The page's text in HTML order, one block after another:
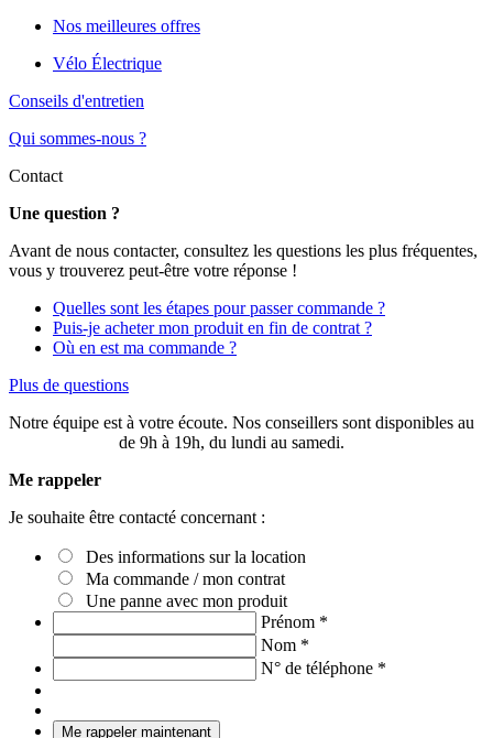
Nos meilleures offres
Vélo Électrique
Conseils d'entretien
Qui sommes-nous ?
Contact
Une question ?
Avant de nous contacter, consultez les questions les plus fréquentes,
vous y trouverez peut-être votre réponse !
Quelles sont les étapes pour passer commande ?
Puis-je acheter mon produit en fin de contrat ?
Où en est ma commande ?
Plus de questions
Notre équipe est à votre écoute. Nos conseillers sont disponibles au
de 9h à 19h, du lundi au samedi.
Me rappeler
Je souhaite être contacté concernant :
Des informations sur la location
Ma commande / mon contrat
Une panne avec mon produit
Prénom *
Nom *
N° de téléphone *
Me rappeler maintenant